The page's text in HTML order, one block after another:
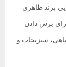
برند طاهری
برش دادن
سبزیجات و